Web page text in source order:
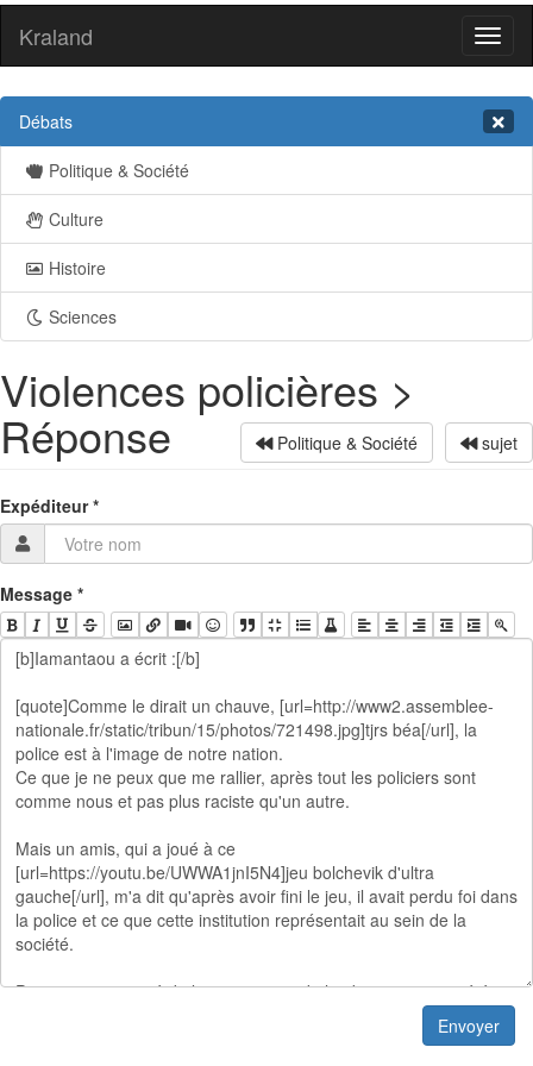
Kraland
Débats
Politique & Société
Culture
Histoire
Sciences
Violences policières >
Réponse Politique & Société sujet
Expéditeur*
Message *
Envoyer